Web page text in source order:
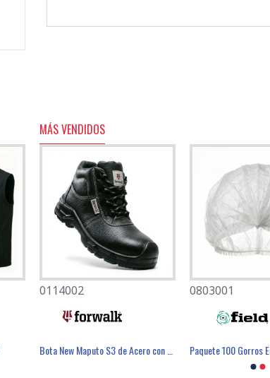
MÁS VENDIDOS
0114002
Bota New Maputo S3 de Acero con PU SR - FOR WALK
0803001